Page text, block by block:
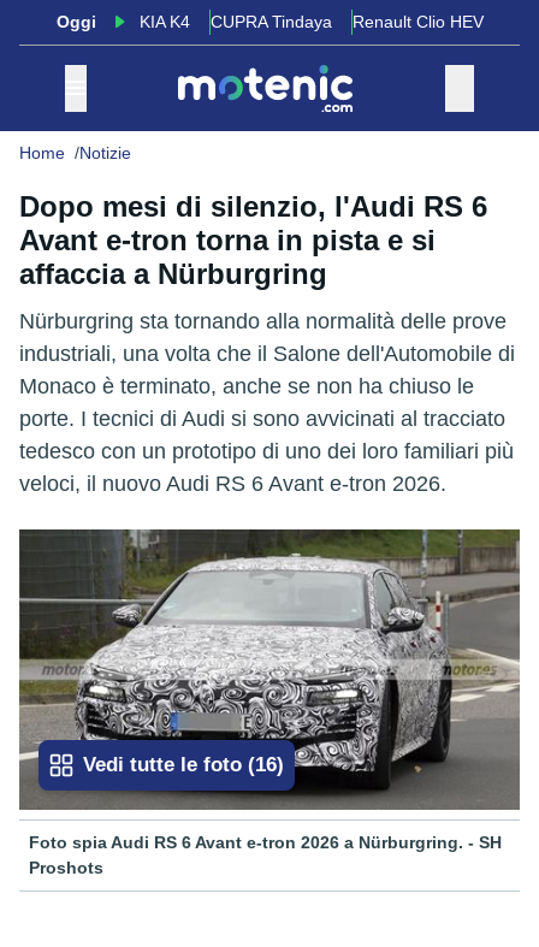
Oggi KIA K4 CUPRA Tindaya Renault Clio HEV
Home Notizie
Dopo mesi di silenzio, l'Audi RS 6
Avant e-tron torna in pista e si
affaccia a Nürburgring
Nürburgring sta tornando alla normalità delle prove
industriali, una volta che il Salone dell'Automobile di
Monaco è terminato, anche se non ha chiuso le
porte. I tecnici di Audi si sono avvicinati al tracciato
tedesco con un prototipo di uno dei loro familiari più
veloci, il nuovo Audi RS 6 Avant e-tron 2026.
Vedi tutte le foto (16)
Foto spia Audi RS 6 Avant e-tron 2026 a Nürburgring. - SH
Proshots